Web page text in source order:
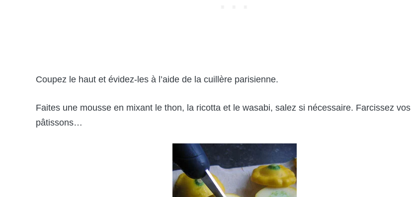
Coupez le haut et évidez-les à l’aide de la cuillère parisienne.
Faites une mousse en mixant le thon, la ricotta et le wasabi, salez si nécessaire. Farcissez vos
pâtissons…